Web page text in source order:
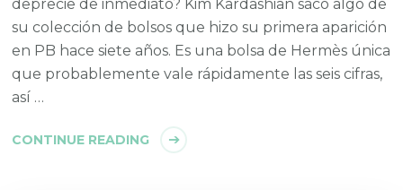
deprecie de inmediato? Kim Kardashian sacó algo de
su colección de bolsos que hizo su primera aparición
en PB hace siete años. Es una bolsa de Hermès única
que probablemente vale rápidamente las seis cifras,
así …
CONTINUE READING